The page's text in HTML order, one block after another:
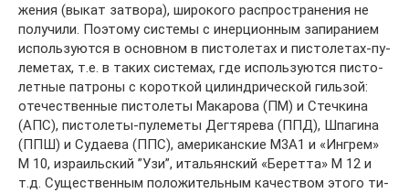
же­ния (вы­кат за­тво­ра), ши­ро­ко­го рас­про­стра­не­ния не
по­лу­чи­ли. По­это­му сис­те­мы с инер­ци­он­ным за­пи­ра­ни­ем
ис­поль­зу­ют­ся в ос­нов­ном в пис­то­ле­тах и пис­то­ле­та­х-пу­
ле­ме­тах, т.е. в та­ких сис­те­мах, где ис­поль­зу­ют­ся пис­то­
лет­ные па­тро­ны с ко­рот­кой ци­лин­д­ри­че­ской гиль­зой:
оте­че­ст­вен­ные пис­то­ле­ты Ма­ка­ро­ва (ПМ) и Стеч­ки­на
(АПС), пис­то­ле­ты-пу­ле­ме­ты Дег­тя­ре­ва (ППД), Шпа­ги­на
(ППШ) и Су­дае­ва (ППС), аме­ри­кан­ские М3А1 и «Ин­грем»
М 10, из­ра­иль­ский ”Узи”, италь­ян­ский «Бе­рет­та» М 12 и
т.д. Су­ще­ст­вен­ным по­ло­жи­тель­ным ка­че­ст­вом это­го ти­